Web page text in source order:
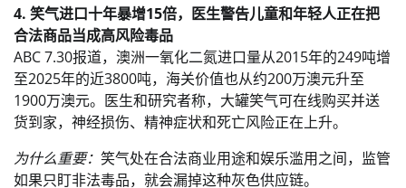
4. 笑气进口十年暴增15倍，医生警告儿童和年轻人正在把
合法商品当成高风险毒品
ABC 7.30报道，澳洲一氧化二氮进口量从2015年的249吨增
至2025年的近3800吨，海关价值也从约200万澳元升至
1900万澳元。医生和研究者称，大罐笑气可在线购买并送
货到家，神经损伤、精神症状和死亡风险正在上升。
为什么重要： 笑气处在合法商业用途和娱乐滥用之间，监管
如果只盯非法毒品，就会漏掉这种灰色供应链。